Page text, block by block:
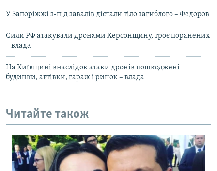
У Запоріжжі з-під завалів дістали тіло загиблого – Федоров
Сили РФ атакували дронами Херсонщину, троє поранених
– влада
На Київщині внаслідок атаки дронів пошкоджені
будинки, автівки, гараж і ринок – влада
Читайте також